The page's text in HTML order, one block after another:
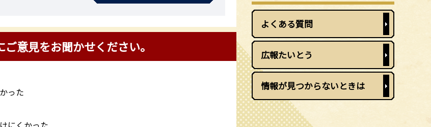
意見をお聞かせください。
った
よくある質問
広報たいとう
情報が見つからないときは